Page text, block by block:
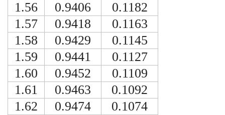
1.56 0.9406
0.1182
1.57
0.9418
0.1163
1.58
0.9429
0.1145
1.59
0.9441
0.1127
1.60
0.9452
0.1109
1.61
0.9463
0.1092
1.62
0.9474
0.1074